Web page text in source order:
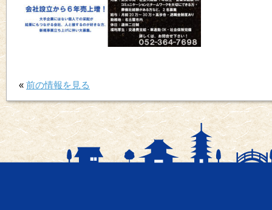
« 前の情報を見る